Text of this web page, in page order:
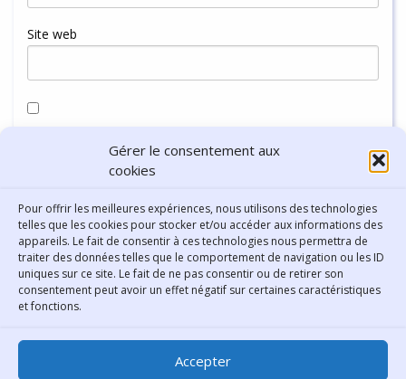
Gérer le consentement aux
cookies
Pour offrir les meilleures expériences, nous utilisons des technologies
telles que les cookies pour stocker et/ou accéder aux informations des
appareils. Le fait de consentir à ces technologies nous permettra de
traiter des données telles que le comportement de navigation ou les ID
uniques sur ce site. Le fait de ne pas consentir ou de retirer son
consentement peut avoir un effet négatif sur certaines caractéristiques
et fonctions.
Accepter
Site web
navigateur pour mon prochain commentaire.
Bibliothèque municipale de